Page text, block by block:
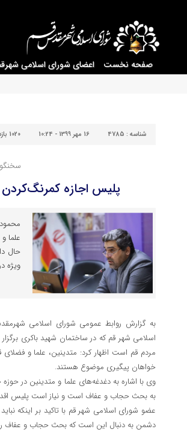
صفحه نخست اعضای شورای اسلامی
شناسه : 4785 16 مهر 1399 - 10:24 1020 بازدید
پلیس اجازه
علما
حال
ویژه
به گزارش روابط عمومی شورای اسلامی
اسلامی شهر قم که در ساختمان شهید باکری
مردم قم است اظهار کرد: متدینین، علما و
خواهان پیگیری موضوع هستند.
وی با اشاره به دغدغه‌های علما و متدینین در
به بحث حجاب و عفاف است و نیاز است پلیس
عضو شورای اسلامی شهر قم با تاکید بر اینکه
دشمن به دنبال این است که بحث حجاب و عفاف